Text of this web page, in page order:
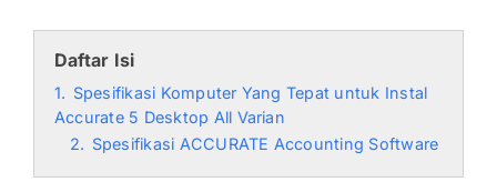
Daftar Isi
1. Spesifikasi Komputer Yang Tepat untuk Instal
Accurate 5 Desktop All Varian
2. Spesifikasi ACCURATE Accounting Software